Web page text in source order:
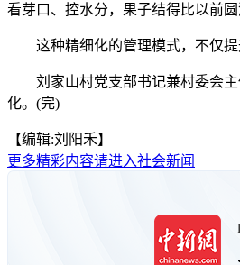
看芽口、控水分，果子结得比以前
这种精细化的管理模式，不仅提
刘家山村党支部书记兼村委会主
化。(完)
【编辑:刘阳禾】
更多精彩内容请进入社会新闻